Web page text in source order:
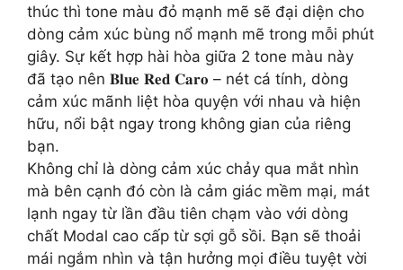
thúc thì tone màu đỏ mạnh mẽ sẽ đại diện cho
dòng cảm xúc bùng nổ mạnh mẽ trong mỗi phút
giây. Sự kết hợp hài hòa giữa 2 tone màu này
đã tạo nên 𝐁𝐥𝐮𝐞 𝐑𝐞𝐝 𝐂𝐚𝐫𝐨 – nét cá tính, dòng
cảm xúc mãnh liệt hòa quyện với nhau và hiện
hữu, nổi bật ngay trong không gian của riêng
bạn.
Không chỉ là dòng cảm xúc chảy qua mắt nhìn
mà bên cạnh đó còn là cảm giác mềm mại, mát
lạnh ngay từ lần đầu tiên chạm vào với dòng
chất Modal cao cấp từ sợi gỗ sồi. Bạn sẽ thoải
mái ngắm nhìn và tận hưởng mọi điều tuyệt vời